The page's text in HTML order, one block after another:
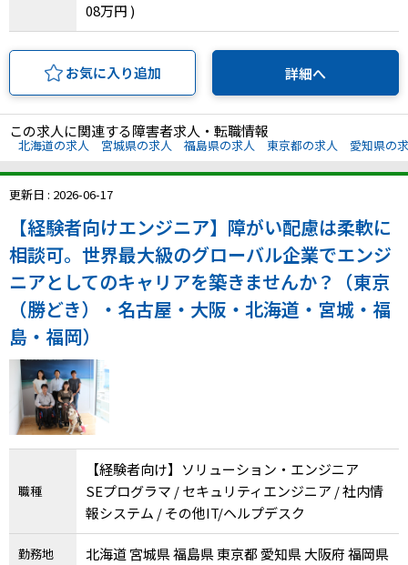
08万円 )
お気に入り追加 詳細へ
この求人に関連する障害者求人・転職情報
北海道の求人 宮城県の求人 福島県の求人 東京都の求人 愛知県の
更新日 : 2026-06-17
【経験者向けエンジニア】障がい配慮は柔軟に
相談可。世界最大級のグローバル企業でエンジ
ニアとしてのキャリアを築きませんか？（東京
（勝どき）・名古屋・大阪・北海道・宮城・福
島・福岡）
職種
【経験者向け】ソリューション・エンジニア
SEプログラマ / セキュリティエンジニア / 社内情
報システム / その他IT/ヘルプデスク
勤務地 北海道 宮城県 福島県 東京都 愛知県 大阪府 福岡県